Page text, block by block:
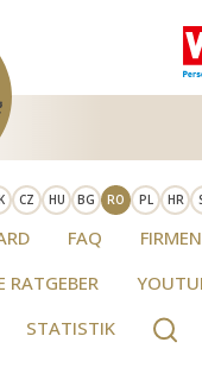
CZ HU BG RO PL HR
FAQ
RATGEBER
STATISTIK